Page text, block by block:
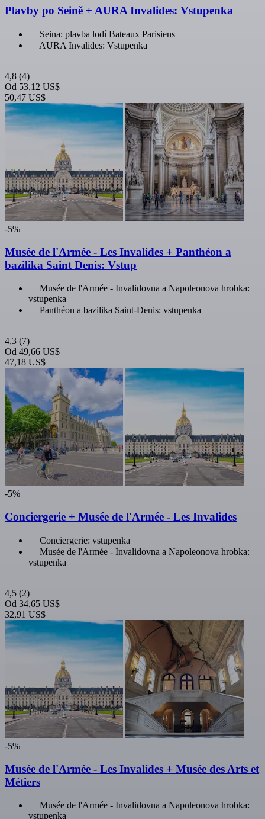
Plavby po Seině + AURA Invalides: Vstupenka
Seina: plavba lodí Bateaux Parisiens
AURA Invalides: Vstupenka
4,8 (4)
Od 53,12 US$
50,47 US$
-5%
Musée de l'Armée - Les Invalides + Panthéon a
bazilika Saint Denis: Vstup
Musée de l'Armée - Invalidovna a Napoleonova hrobka:
vstupenka
Panthéon a bazilika Saint-Denis: vstupenka
4,3 (7)
Od 49,66 US$
47,18 US$
-5%
Conciergerie + Musée de l'Armée - Les Invalides
Conciergerie: vstupenka
Musée de l'Armée - Invalidovna a Napoleonova hrobka:
vstupenka
4,5 (2)
Od 34,65 US$
32,91 US$
-5%
Musée de l'Armée - Les Invalides + Musée des Arts et
Métiers
Musée de l'Armée - Invalidovna a Napoleonova hrobka:
vstupenka